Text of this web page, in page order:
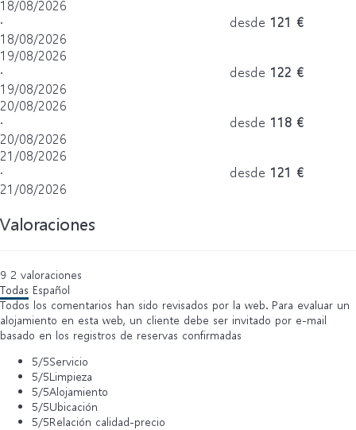
18/08/2026
·
18/08/2026
desde 121 €
19/08/2026
·
19/08/2026
desde 122 €
20/08/2026
·
20/08/2026
desde 118 €
21/08/2026
·
21/08/2026
desde 121 €
Valoraciones
9 2 valoraciones
Todas Español
Todos los comentarios han sido revisados por la web. Para evaluar un
alojamiento en esta web, un cliente debe ser invitado por e-mail
basado en los registros de reservas confirmadas
5/5Servicio
5/5Limpieza
5/5Alojamiento
5/5Ubicación
5/5Relación calidad-precio